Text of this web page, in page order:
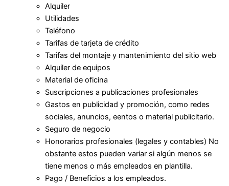
Alquiler
Utilidades
Teléfono
Tarifas de tarjeta de crédito
Tarifas del montaje y mantenimiento del sitio web
Alquiler de equipos
Material de oficina
Suscripciones a publicaciones profesionales
Gastos en publicidad y promoción, como redes
sociales, anuncios, eentos o material publicitario.
Seguro de negocio
Honorarios profesionales (legales y contables) No
obstante estos pueden variar si algún menos se
tiene menos o más empleados en plantilla.
Pago / Beneficios a los empleados.